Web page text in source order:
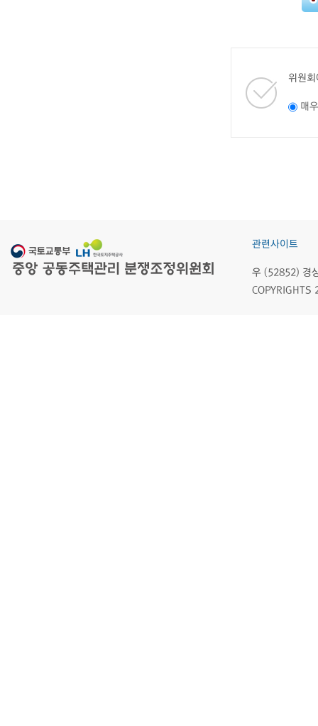
위원
매
관련사이트
우 (52852) 경
COPYRIGHTS